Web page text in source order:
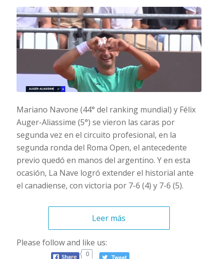
Mariano Navone (44° del ranking mundial) y Félix
Auger-Aliassime (5°) se vieron las caras por
segunda vez en el circuito profesional, en la
segunda ronda del Roma Open, el antecedente
previo quedó en manos del argentino. Y en esta
ocasión, La Nave logró extender el historial ante
el canadiense, con victoria por 7-6 (4) y 7-6 (5).
Leer más
Please follow and like us:
0